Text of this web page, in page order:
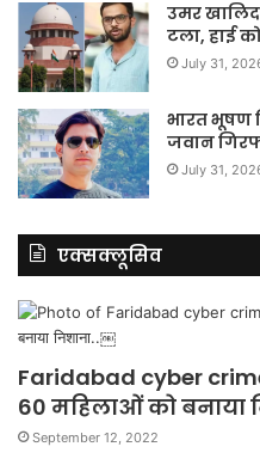
उमर
टला, हाई
July 31,
भारत भूषण
जवान
July 31,
एक्सक्लूसिव
Faridabad cyber
60 महिलाओं को बनाया
September 12, 2022